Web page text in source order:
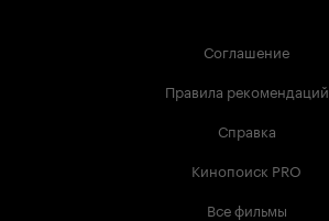
Соглашение
Правила рекомендаций
Справка
Кинопоиск PRO
Все фильмы